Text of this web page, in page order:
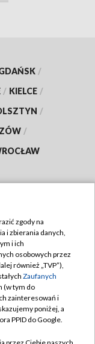
/
/ KIELCE /
/
/
zgody na
i zbierania danych,
i ich
osobowych przez
również „TVP”),
Zaufanych
(w tym do
zainteresowań i
poniżej, a
PPID do Google.